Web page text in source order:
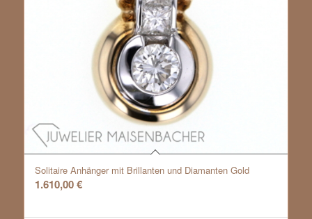
Solitaire Anhänger mit Brillanten und Diamanten Gold
1.610,00€